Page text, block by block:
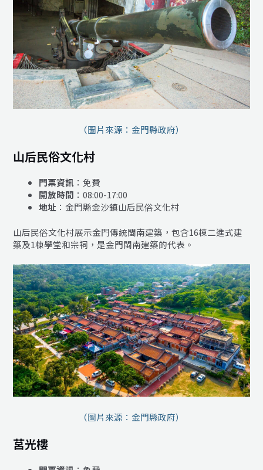
（圖片來源：金門縣政府）
山后民俗文化村
門票資訊 ：免費
開放時間 ：08:00-17:00
地址 ：金門縣金沙鎮山后民俗文化村
山后民俗文化村展示金門傳統閩南建築，包含16棟二進式建
築及1棟學堂和宗祠，是金門閩南建築的代表。
（圖片來源：金門縣政府）
莒光樓